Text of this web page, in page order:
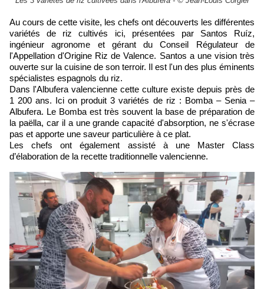
Au cours de cette visite, les chefs ont découverts les différentes
variétés de riz cultivés ici, présentées par Santos Ruíz,
ingénieur agronome et gérant du Conseil Régulateur de
l'Appellation d'Origine Riz de Valence. Santos a une vision très
ouverte sur la cuisine de son terroir. Il est l'un des plus éminents
spécialistes espagnols du riz.
Dans l'Albufera valencienne cette culture existe depuis près de
1 200 ans. Ici on produit 3 variétés de riz : Bomba – Senia –
Albufera. Le Bomba est très souvent la base de préparation de
la paëlla, car il a une grande capacité d'absorption, ne s'écrase
pas et apporte une saveur particulière à ce plat.
Les chefs ont également assisté à une Master Class
d’élaboration de la recette traditionnelle valencienne.